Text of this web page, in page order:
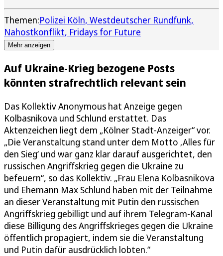
Themen:Polizei Köln Westdeutscher Rundfunk
Nahostkonflikt Fridays for Future
Mehr anzeigen
Auf Ukraine-Krieg bezogene Posts
könnten strafrechtlich relevant sein
Das Kollektiv Anonymous hat Anzeige gegen
Kolbasnikova und Schlund erstattet. Das
Aktenzeichen liegt dem „Kölner Stadt-Anzeiger“ vor.
„Die Veranstaltung stand unter dem Motto ‚Alles für
den Sieg‘ und war ganz klar darauf ausgerichtet, den
russischen Angriffskrieg gegen die Ukraine zu
befeuern“, so das Kollektiv. „Frau Elena Kolbasnikova
und Ehemann Max Schlund haben mit der Teilnahme
an dieser Veranstaltung mit Putin den russischen
Angriffskrieg gebilligt und auf ihrem Telegram-Kanal
diese Billigung des Angriffskrieges gegen die Ukraine
öffentlich propagiert, indem sie die Veranstaltung
und Putin dafür ausdrücklich lobten.“